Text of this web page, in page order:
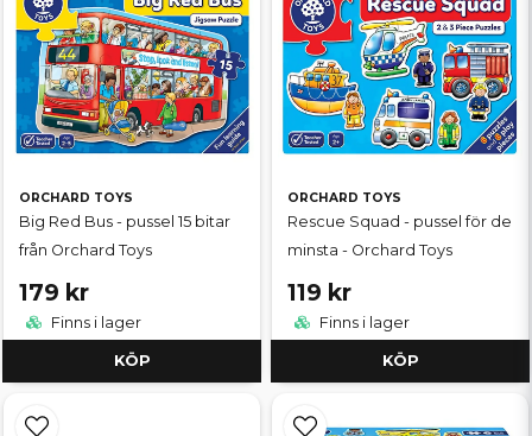
ORCHARD TOYS
Big Red Bus - pussel 15 bitar
från Orchard Toys
179 kr
Finns i lager
KÖP
ORCHARD TOYS
Rescue Squad - pussel för de
minsta - Orchard Toys
119 kr
Finns i lager
KÖP